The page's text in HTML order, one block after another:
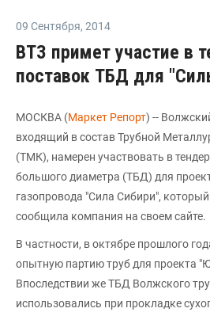
09 Сентября, 2014
ВТЗ примет участие в
поставок ТБД для
МОСКВА (Маркет Репорт) --
входящий в состав Трубной
(ТМК), намерен участвовать в
большого диаметра (ТБД) для
газопровода "Сила Сибири",
сообщила компания на своем сайте.
В частности, в октябре прошлого
опытную партию труб для проекта
Впоследствии же ТБД Волжского
использовались при прокладке